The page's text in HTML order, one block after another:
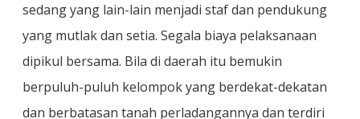
sedang yang lain-lain menjadi staf dan pendukung
yang mutlak dan setia. Segala biaya pelaksanaan
dipikul bersama. Bila di daerah itu bemukin
berpuluh-puluh kelompok yang berdekat-dekatan
dan berbatasan tanah perladangannya dan terdiri